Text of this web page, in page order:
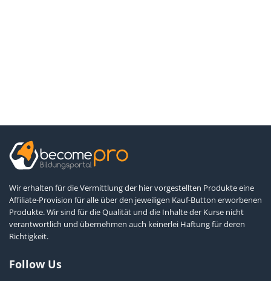
Wir erhalten für die Vermittlung der hier vorgestellten Produkte eine
Affiliate-Provision für alle über den jeweiligen Kauf-Button erworbenen
Produkte. Wir sind für die Qualität und die Inhalte der Kurse nicht
verantwortlich und übernehmen auch keinerlei Haftung für deren
Richtigkeit.
Follow Us